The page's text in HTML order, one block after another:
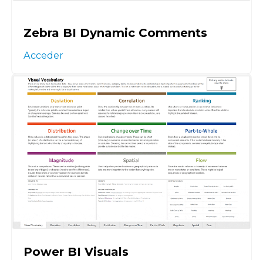
Zebra BI Dynamic Comments
Acceder
Power BI Visuals